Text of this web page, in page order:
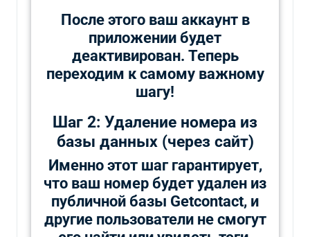
После этого ваш аккаунт в
приложении будет
деактивирован. Теперь
переходим к самому важному
шагу!
Шаг 2: Удаление номера из
базы данных (через сайт)
Именно этот шаг гарантирует,
что ваш номер будет удален из
публичной базы Getcontact, и
другие пользователи не смогут